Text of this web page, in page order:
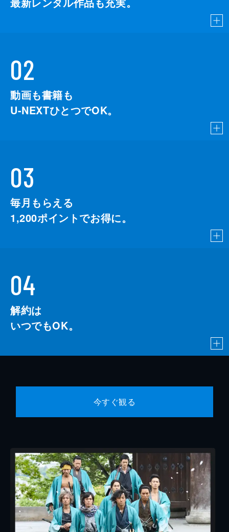
02
動画も書籍も
U-NEXTひとつでOK。
03
毎月もらえる
1,200ポイントでお得に。
04
解約は
いつでもOK。
今すぐ観る